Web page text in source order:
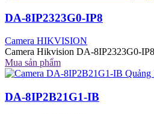
DA-8IP2323G0-IP8
Camera HIKVISION
Camera Hikvision DA-8IP2323G0-
Mua sản phẩm
DA-8IP2B21G1-IB